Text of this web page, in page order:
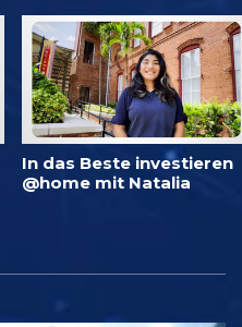
In das Beste investieren
@home mit Natalia